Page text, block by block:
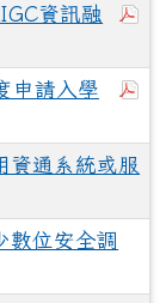
資訊融
申請入學
資通系統或服
數位安全調